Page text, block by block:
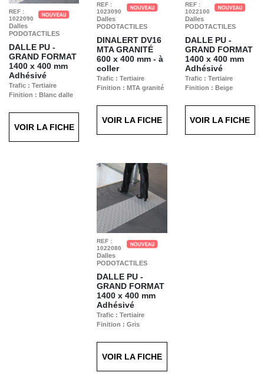
REF :
1023090
Dalles
PODOTACTILES
DINALERT DV16
MTA GRANITÉ
600 x 400 mm - à
coller
Trafic : Tertiaire
Finition : MTA granité
VOIR LA FICHE
REF :
1022100
Dalles
PODOTACTILES
DALLE PU -
GRAND FORMAT
1400 x 400 mm
Adhésivé
Trafic : Tertiaire
Finition : Beige
VOIR LA FICHE
REF :
1022090
Dalles
PODOTACTILES
DALLE PU -
GRAND FORMAT
1400 x 400 mm
Adhésivé
Trafic : Tertiaire
Finition : Blanc dalle
VOIR LA FICHE
REF :
1022080
Dalles
PODOTACTILES
DALLE PU -
GRAND FORMAT
1400 x 400 mm
Adhésivé
Trafic : Tertiaire
Finition : Gris
VOIR LA FICHE